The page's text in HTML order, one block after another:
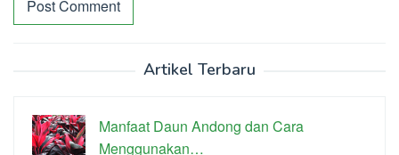
Artikel Terbaru
Manfaat Daun Andong dan Cara
Menggunakan…